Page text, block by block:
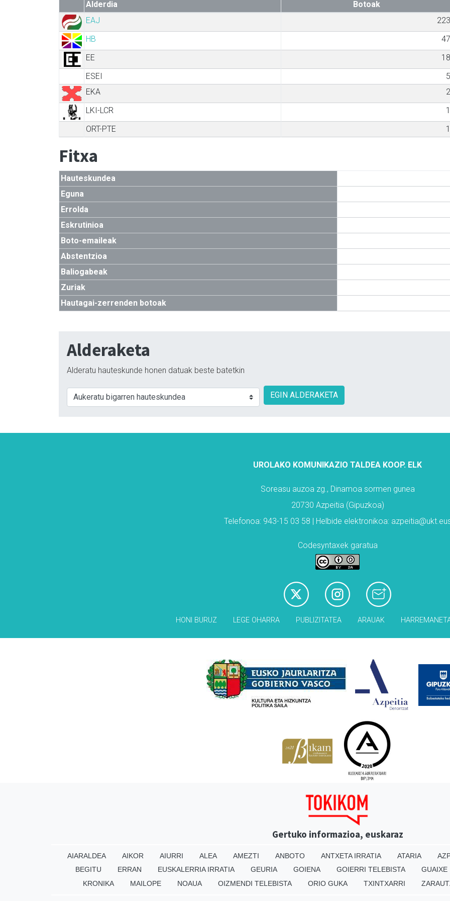
Alderdia Botoak
EAJ
223
HB
47
EE
18
ESEI
5
EKA
2
LKI-LCR
1
ORT-PTE
1
Fitxa
Hauteskundea
Eguna
Errolda
Eskrutinioa
Boto-emaileak
Abstentzioa
Baliogabeak
Zuriak
Hautagai-zerrenden botoak
Alderaketa
Alderatu hauteskunde honen datuak beste batetkin
EGIN ALDERAKETA
UROLAKO KOMUNIKAZIO TALDEA KOOP. ELK
Soreasu auzoa zg., Dinamoa sormen gunea
20730 Azpeitia (Gipuzkoa)
Telefonoa: 943-15 03 58 | Helbide elektronikoa:
Codesyntaxek garatua
HONI BURUZ LEGE OHARRA PUBLIZITATEA ARAUAK
Gertuko informazioa, euskaraz
AIARALDEA AIKOR AIURRI ALEA AMEZTI ANBOTO ANTXETA IRRATIA ATARIA
BEGITU
ERRAN EUSKALERRIA IRRATIA GEURIA GOIENA GOIERRI TELEBISTA GUAIXE
KRONIKA
MAILOPE NOAUA OIZMENDI TELEBISTA ORIO GUKA TXINTXARRI